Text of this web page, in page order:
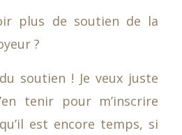
plus de soutien de la
?
soutien ! Je veux juste
tenir pour m’inscrire
est encore temps, si